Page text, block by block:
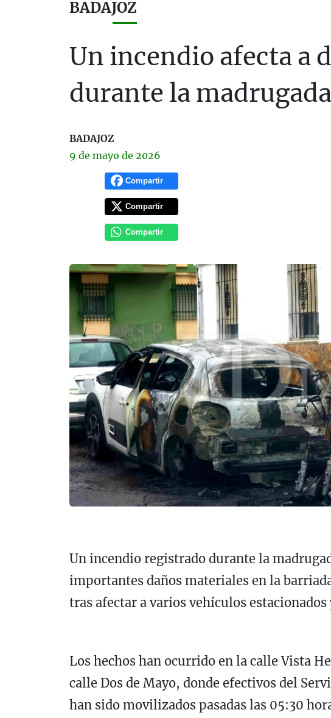
BADAJOZ
Un incendio afecta a
durante la
BADAJOZ
9 de mayo de 2026
Compartir
Compartir
Compartir
Un incendio registrado durante la
importantes daños materiales en la
tras afectar a varios vehículos estacionados
Los hechos han ocurrido en la calle Vista
calle Dos de Mayo, donde efectivos del
han sido movilizados pasadas las 05:30